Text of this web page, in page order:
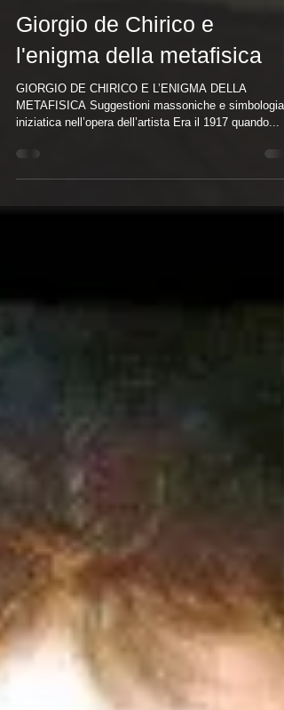
10 apr 2018
Tempo di lettura: 6 min
Giorgio de Chirico e
l'enigma della metafisica
GIORGIO DE CHIRICO E L’ENIGMA DELLA
iniziatica nell’opera dell’artista Era il 1917 quando...